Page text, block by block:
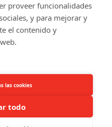
proveer funcionalidades
y para mejorar y
el contenido y
las cookies
todo
cookies
reembolsos